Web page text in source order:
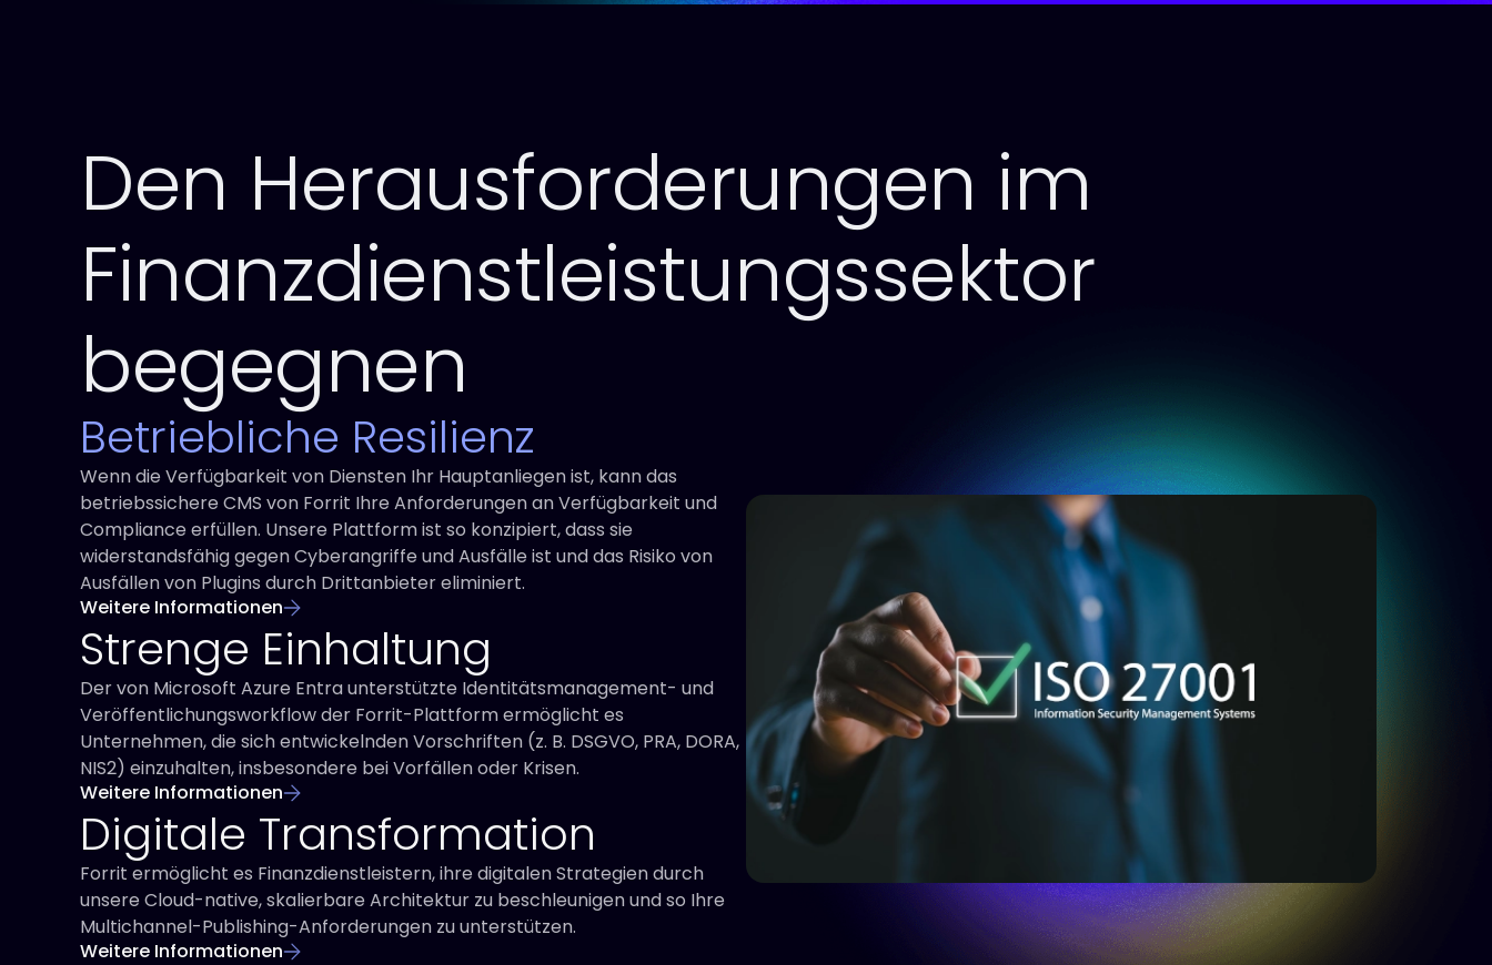
Den Herausforderungen im
Finanzdienstleistungssektor
begegnen
Betriebliche Resilienz
Wenn die Verfügbarkeit von Diensten Ihr Hauptanliegen ist, kann das
betriebssichere CMS von Forrit Ihre Anforderungen an Verfügbarkeit und
Compliance erfüllen. Unsere Plattform ist so konzipiert, dass sie
widerstandsfähig gegen Cyberangriffe und Ausfälle ist und das Risiko von
Ausfällen von Plugins durch Drittanbieter eliminiert.
Weitere Informationen
Strenge Einhaltung
Der von Microsoft Azure Entra unterstützte Identitätsmanagement- und
Veröffentlichungsworkflow der Forrit-Plattform ermöglicht es
Unternehmen, die sich entwickelnden Vorschriften (z. B. DSGVO, PRA, DORA,
NIS2) einzuhalten, insbesondere bei Vorfällen oder Krisen.
Weitere Informationen
Digitale Transformation
Forrit ermöglicht es Finanzdienstleistern, ihre digitalen Strategien durch
unsere Cloud-native, skalierbare Architektur zu beschleunigen und so Ihre
Multichannel-Publishing-Anforderungen zu unterstützen.
Weitere Informationen